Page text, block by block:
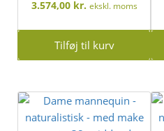
3.574,00 kr. ekskl. moms
Tilføj til kurv